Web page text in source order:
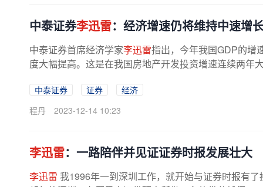
中泰证券李迅雷：经济增速仍将维持中速增
中泰证券首席经济学家李迅雷指出，今年我国GDP的增
度大幅提高。这是在我国房地产开发投资增速连续两年
中泰证券 证券
经济
程丹
2023-12-14 10:23
李迅雷：一路陪伴并见证证券时报发展壮大
李迅雷 我1996年一到深圳工作，就开始与证券时报有